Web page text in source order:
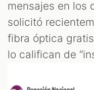
mensajes en los
solicitó
fibra óptica
lo califican de